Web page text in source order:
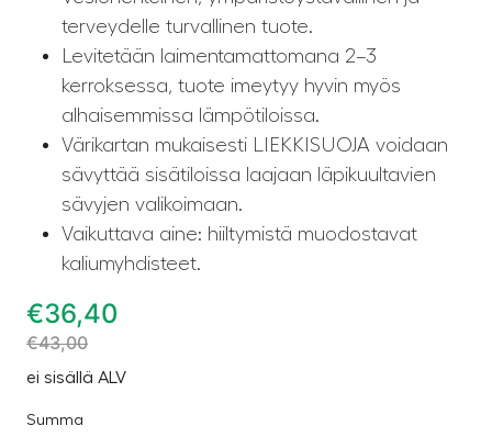
terveydelle turvallinen tuote.
Levitetään laimentamattomana 2–3
kerroksessa, tuote imeytyy hyvin myös
alhaisemmissa lämpötiloissa.
Värikartan mukaisesti LIEKKISUOJA voidaan
sävyttää sisätiloissa laajaan läpikuultavien
sävyjen valikoimaan.
Vaikuttava aine: hiiltymistä muodostavat
kaliumyhdisteet.
€36,40
€43,00
ei sisällä ALV
Summa